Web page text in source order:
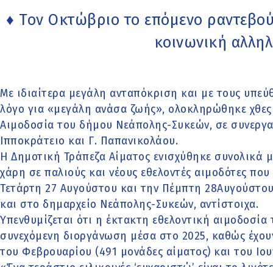
♦ Τον Οκτώβριο το επόμενο
κοινωνική
Με ιδιαίτερα μεγάλη ανταπόκριση και με τους
λόγο για «μεγάλη ανάσα ζωής», ολοκληρώθηκε
Αιμοδοσία του δήμου Νεάπολης-Συκεών, σε
Ιπποκράτειο και Γ. Παπανικολάου.
Η Δημοτική Τράπεζα Αίματος ενισχύθηκε συνολικά
χάρη σε παλιούς και νέους εθελοντές αιμοδότες
Τετάρτη 27 Αυγούστου και την Πέμπτη
και στο δημαρχείο Νεάπολης-Συκεών, αντίστοιχα.
Υπενθυμίζεται ότι η έκτακτη εθελοντική
συνεχόμενη διοργάνωση μέσα στο 2025, καθώς
του Φεβρουαρίου (491 μονάδες αίματος) και του